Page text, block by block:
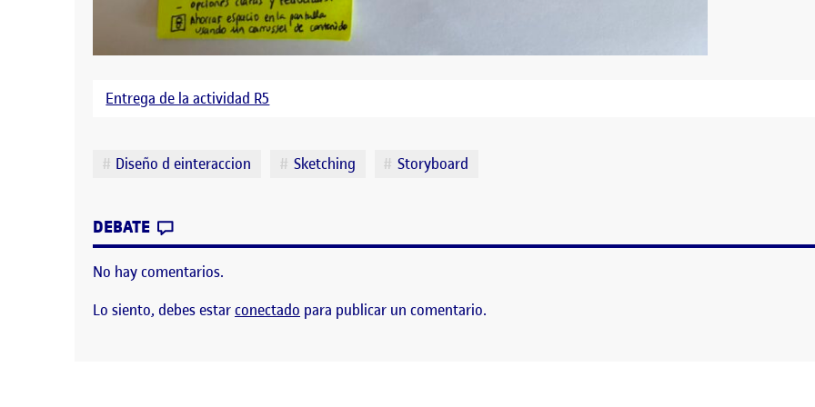
Entrega de la actividad R5
Etiquetas
Diseño d einteraccion Sketching Storyboard
DEBATE
No hay comentarios.
Lo siento, debes estarconectado para publicar un comentario.